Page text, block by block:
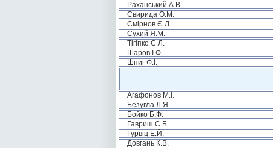
Раханський А.В.
Свирида О.М.
Смірнов Є.Л.
Сухий Я.М.
Тігіпко С.Л.
Шаров І.Ф.
Шпиг Ф.І.
Агафонов М.І.
Безугла Л.Я.
Бойко Б.Ф.
Гавриш С.Б.
Гурвіц Е.Й.
Довгань К.В.